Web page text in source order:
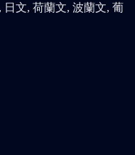
文, 荷蘭文, 波蘭文, 葡